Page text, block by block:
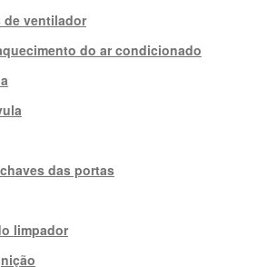
de ventilador
do ar condicionado
das portas
limpador